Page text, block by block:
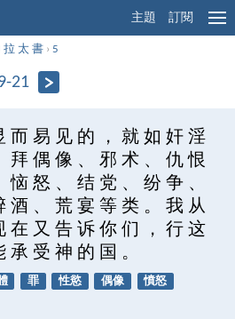
主題 訂閱
拉 太 書 ›5
21
而 易 见 的 ， 就 如 奸 淫
拜 偶 像 、 邪 术 、 仇 恨
恼 怒 、 结 党 、 纷 争 、
酒 、 荒 宴 等 类 。 我 从
在 又 告 诉 你 们 ， 行 这
承 受 神 的 国 。
罪 性慾 偶像
憤怒